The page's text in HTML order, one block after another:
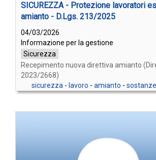
SICUREZZA - Protezione lavoratori
amianto - D.Lgs. 213/2025
04/03/2026
Informazione per la gestione
Sicurezza
Recepimento nuova direttiva amianto
2023/2668)
sicurezza- lavoro - amianto -